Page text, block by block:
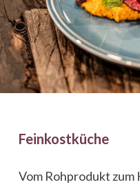
Feinkostküche
Vom Rohprodukt